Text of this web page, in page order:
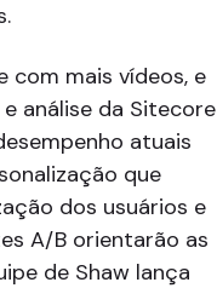
com mais vídeos, e
análise da Sitecore
atuais
que
dos usuários e
A/B orientarão as
de Shaw lança